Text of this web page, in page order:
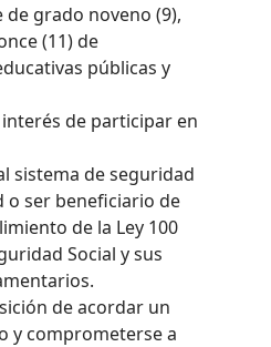
de grado noveno (9),
(11) de
públicas y
de participar en
sistema de seguridad
o ser beneficiario de
de la Ley 100
Social y sus
de acordar un
y comprometerse a